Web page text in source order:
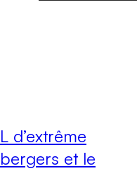
d’extrême
et le